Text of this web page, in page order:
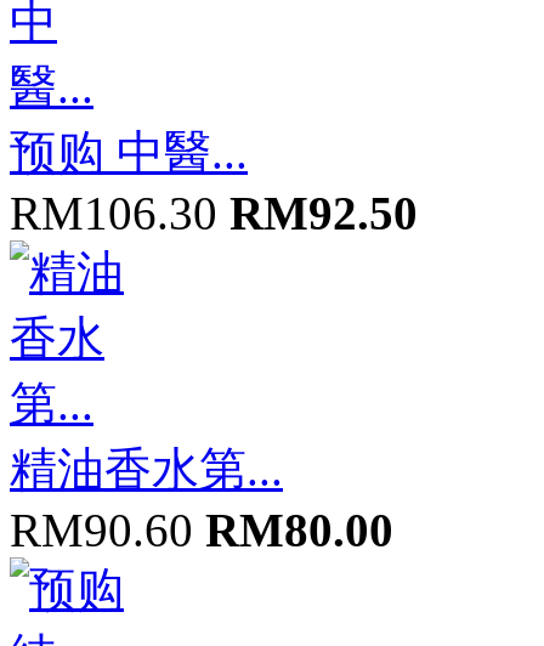
预购 中醫...
RM106.30 RM92.50
精油香水第...
RM90.60 RM80.00